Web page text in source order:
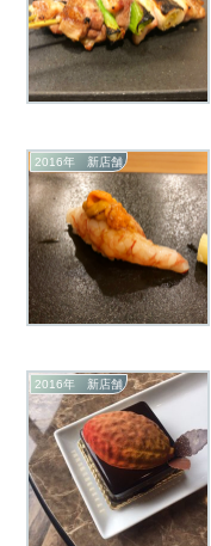
2016年 新店舗
2016年 新店舗